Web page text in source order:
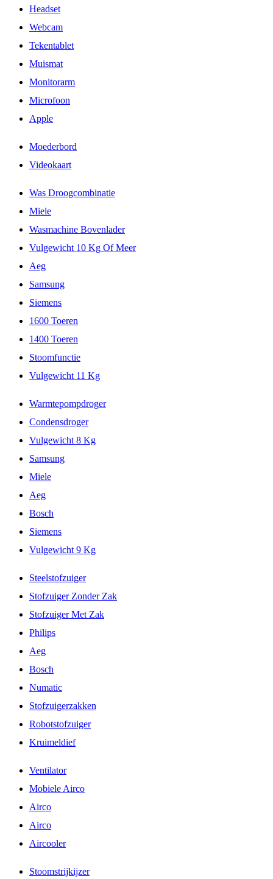
Headset
Webcam
Tekentablet
Muismat
Monitorarm
Microfoon
Apple
Moederbord
Videokaart
Was Droogcombinatie
Miele
Wasmachine Bovenlader
Vulgewicht 10 Kg Of Meer
Aeg
Samsung
Siemens
1600 Toeren
1400 Toeren
Stoomfunctie
Vulgewicht 11 Kg
Warmtepompdroger
Condensdroger
Vulgewicht 8 Kg
Samsung
Miele
Aeg
Bosch
Siemens
Vulgewicht 9 Kg
Steelstofzuiger
Stofzuiger Zonder Zak
Stofzuiger Met Zak
Philips
Aeg
Bosch
Numatic
Stofzuigerzakken
Robotstofzuiger
Kruimeldief
Ventilator
Mobiele Airco
Airco
Airco
Aircooler
Stoomstrijkijzer